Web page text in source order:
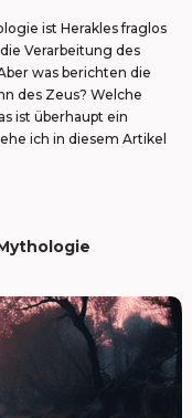
ist Herakles fraglos
Verarbeitung des
was berichten die
des Zeus? Welche
ist überhaupt ein
ich in diesem Artikel